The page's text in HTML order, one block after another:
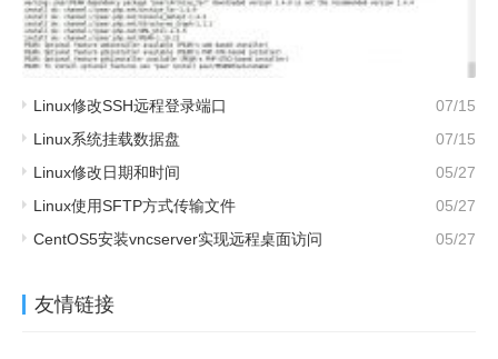
07/15
Linux修改SSH远程登录端口
07/15
Linux系统挂载数据盘
05/27
Linux修改日期和时间
05/27
Linux使用SFTP方式传输文件
05/27
CentOS5安装vncserver实现远程桌面访问
友情链接